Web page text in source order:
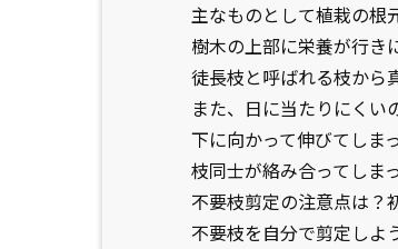
主なものとして植栽の根
樹木の上部に栄養が行き
徒長枝と呼ばれる枝から
また、日に当たりにくい
下に向かって伸びてしま
枝同士が絡み合ってしま
不要枝剪定の注意点は？
不要枝を自分で剪定しよ